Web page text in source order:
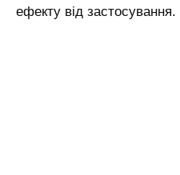
ефекту від застосування.